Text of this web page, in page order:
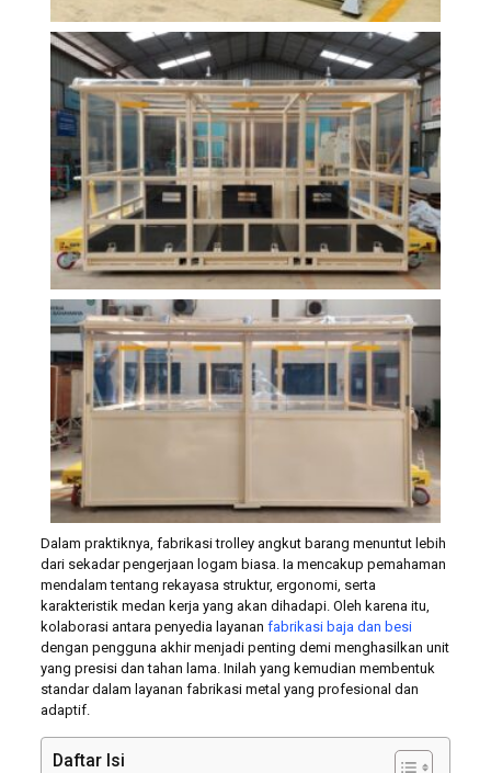
Dalam praktiknya, fabrikasi trolley angkut barang menuntut lebih
dari sekadar pengerjaan logam biasa. Ia mencakup pemahaman
mendalam tentang rekayasa struktur, ergonomi, serta
karakteristik medan kerja yang akan dihadapi. Oleh karena itu,
kolaborasi antara penyedia layanan fabrikasi baja dan besi
dengan pengguna akhir menjadi penting demi menghasilkan unit
yang presisi dan tahan lama. Inilah yang kemudian membentuk
standar dalam layanan fabrikasi metal yang profesional dan
adaptif.
Daftar Isi